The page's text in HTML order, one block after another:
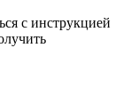
с инструкцией